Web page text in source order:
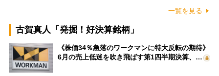
一覧を見る
古賀真人「発掘！好決算銘柄」
《株価34％急落のワークマンに特大反転の期待》
6月の売上低迷を吹き飛ばす第1四半期決算、…